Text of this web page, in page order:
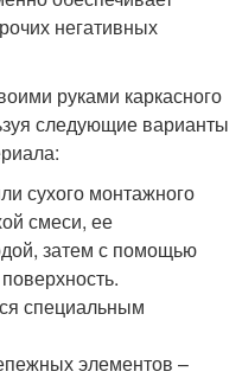
негативных
руками каркасного
следующие варианты
сухого монтажного
смеси, ее
затем с помощью
специальным
элементов –